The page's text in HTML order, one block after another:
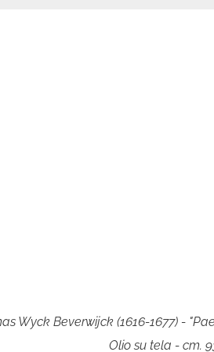
Wyck Beverwijck (1616-1677) -
Olio su tela - cm.